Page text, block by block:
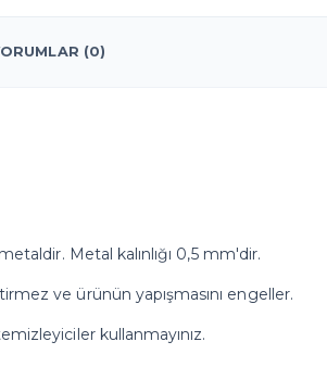
(0)
Metal kalınlığı 0,5 mm'dir.
ve ürünün yapışmasını engeller.
kullanmayınız.